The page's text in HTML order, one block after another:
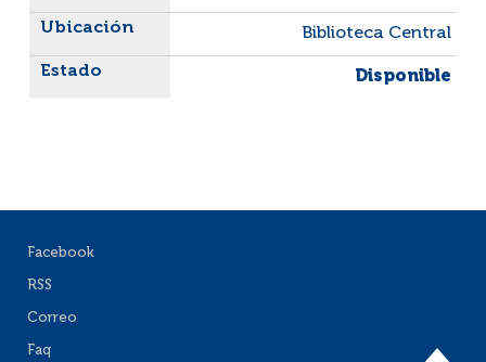
Biblioteca Central
Disponible
Facebook
RSS
Correo
Faq